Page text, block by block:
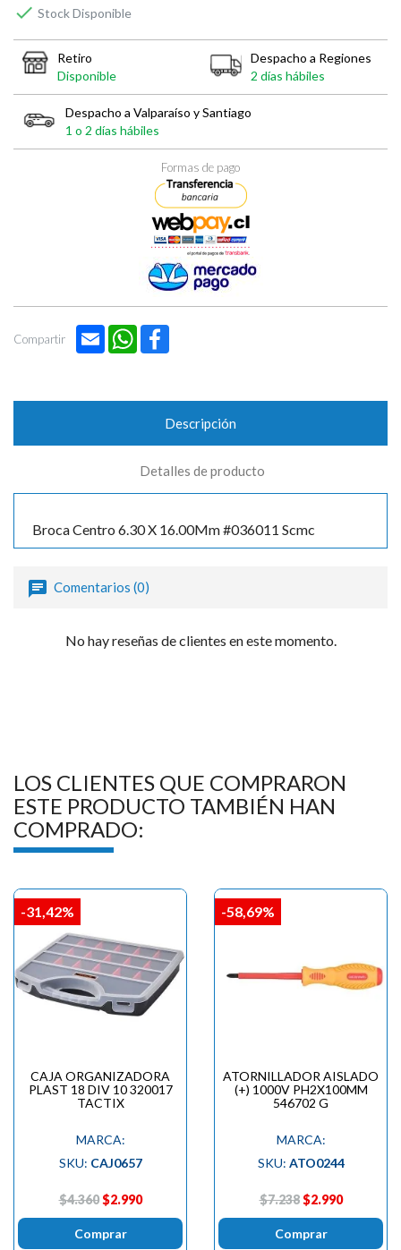
 Stock Disponible
Retiro
Disponible
Despacho a Regiones
2 días hábiles
Despacho a Valparaíso y Santiago
1 o 2 días hábiles
Formas de pago
Compartir Email WhatsApp
Descripción
Detalles de producto
Broca Centro 6.30 X 16.00Mm #036011 Scmc
Comentarios (0)
No hay reseñas de clientes en este momento.
LOS CLIENTES QUE COMPRARON
ESTE PRODUCTO TAMBIÉN HAN
COMPRADO:
CAJA ORGANIZADORA
PLAST 18 DIV 10 320017
TACTIX
MARCA:
SKU: CAJ0657
$4.360 $2.990
Comprar
-31,42%
ATORNILLADOR AISLADO
(+) 1000V PH2X100MM
546702 G
MARCA:
SKU: ATO0244
$7.238 $2.990
Comprar
-58,69%